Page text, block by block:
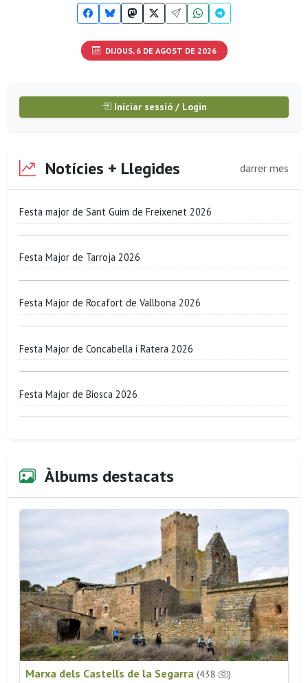
DIJOUS, 6 DE AGOST DE 2026
Iniciar sessió / Login
Notícies + Llegides darrer mes
Festa major de Sant Guim de Freixenet 2026
Festa Major de Tarroja 2026
Festa Major de Rocafort de Vallbona 2026
Festa Major de Concabella i Ratera 2026
Festa Major de Biosca 2026
Àlbums destacats
Marxa dels Castells de la Segarra (438 )